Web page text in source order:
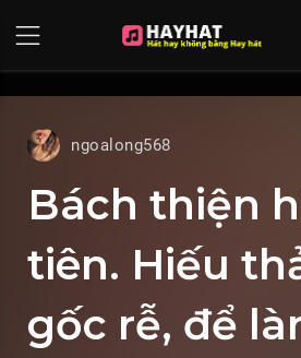
ngoalong568
Bách thiện
tiên. Hiếu
gốc rễ, để